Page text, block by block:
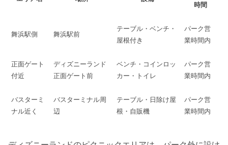
時間
舞浜駅側 舞浜駅前
テーブル・ベンチ・
屋根付き
パーク営
業時間内
正面ゲート
付近
ディズニーランド
正面ゲート前
ベンチ・コインロッ
カー・トイレ
パーク営
業時間内
バスターミ
ナル近く
バスターミナル周
辺
テーブル・日除け屋
根・自販機
パーク営
業時間内